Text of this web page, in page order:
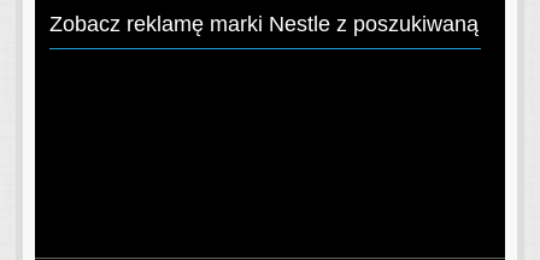
Zobacz reklamę marki Nestle z poszukiwaną